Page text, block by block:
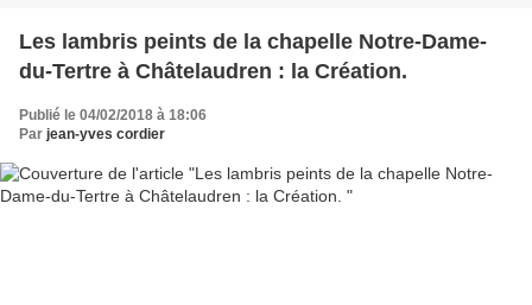
Les lambris peints de la chapelle Notre-Dame-
du-Tertre à Châtelaudren : la Création.
Publié le 04/02/2018 à 18:06
Par jean-yves cordier